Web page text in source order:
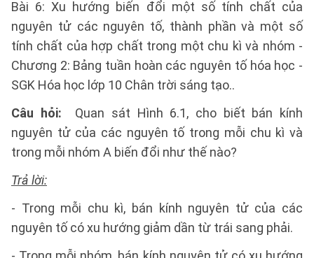
Bài 6: Xu hướng biến đổi một số tính chất của
nguyên tử các nguyên tố, thành phần và một số
tính chất của hợp chất trong một chu kì và nhóm -
Chương 2: Bảng tuần hoàn các nguyên tố hóa học -
SGK Hóa học lớp 10 Chân trời sáng tạo..
Câu hỏi:
Quan sát Hình 6.1, cho biết bán kính
nguyên tử của các nguyên tố trong mỗi chu kì và
trong mỗi nhóm A biến đổi như thế nào?
Trả lời:
- Trong mỗi chu kì, bán kính nguyên tử của các
nguyên tố có xu hướng giảm dần từ trái sang phải.